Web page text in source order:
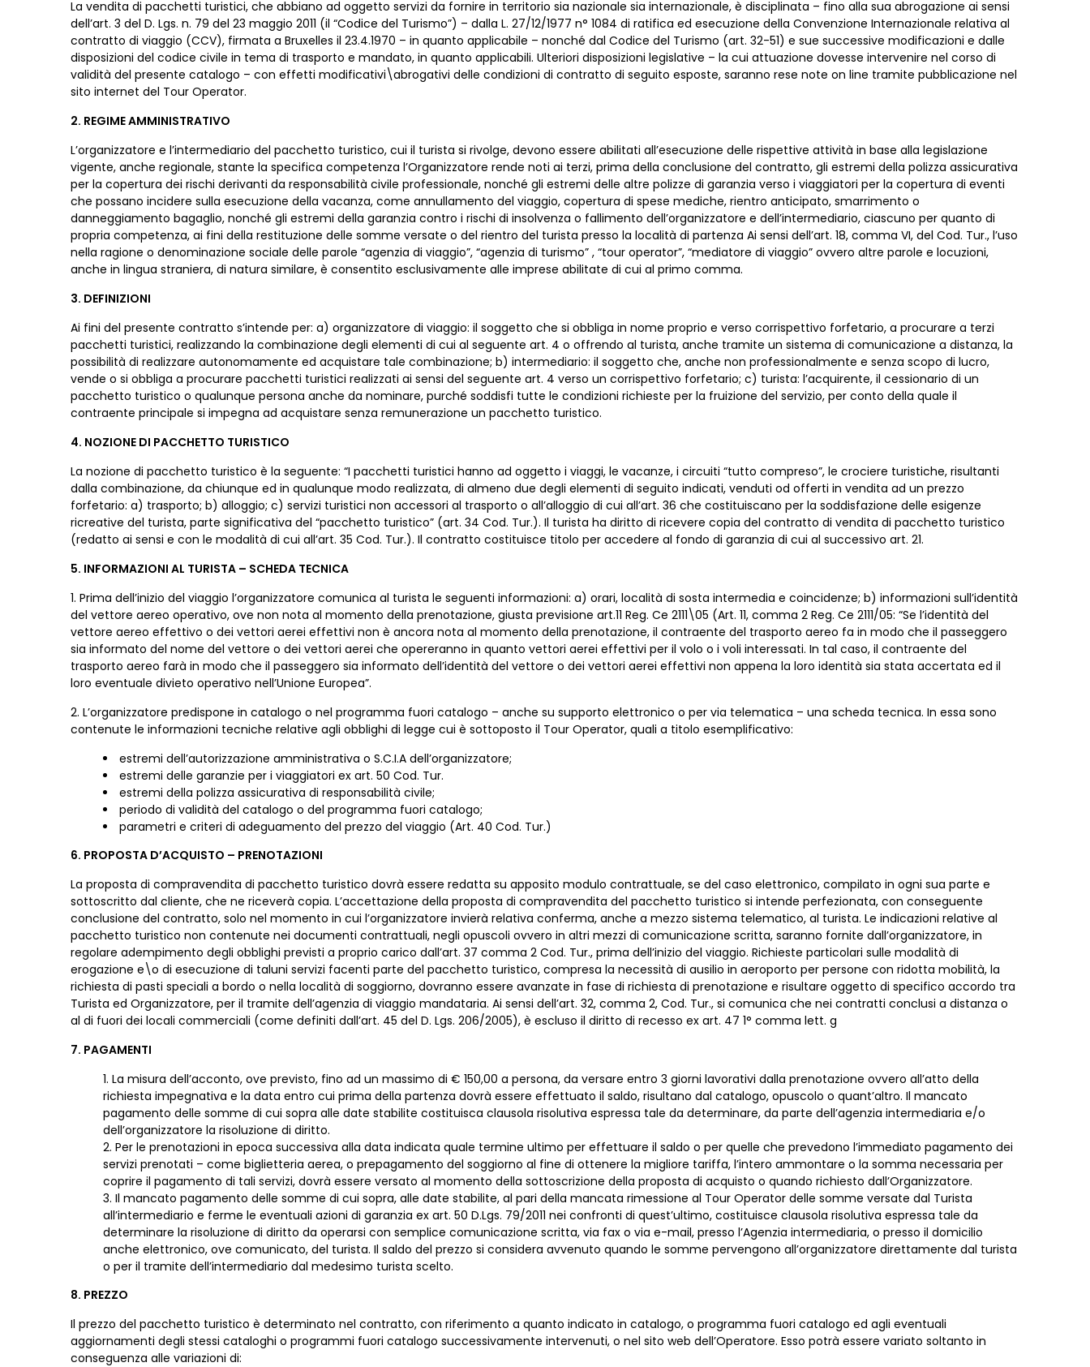
La vendita di pacchetti turistici, che abbiano ad oggetto servizi da fornire in territorio sia nazionale sia internazionale, è disciplinata – fino alla sua abrogazione ai sensi
dell’art. 3 del D. Lgs. n. 79 del 23 maggio 2011 (il “Codice del Turismo”) – dalla L. 27/12/1977 n° 1084 di ratifica ed esecuzione della Convenzione Internazionale relativa al
contratto di viaggio (CCV), firmata a Bruxelles il 23.4.1970 – in quanto applicabile – nonché dal Codice del Turismo (art. 32-51) e sue successive modificazioni e dalle
disposizioni del codice civile in tema di trasporto e mandato, in quanto applicabili. Ulteriori disposizioni legislative – la cui attuazione dovesse intervenire nel corso di
validità del presente catalogo – con effetti modificativi\abrogativi delle condizioni di contratto di seguito esposte, saranno rese note on line tramite pubblicazione nel
sito internet del Tour Operator.
2. REGIME AMMINISTRATIVO
L’organizzatore e l’intermediario del pacchetto turistico, cui il turista si rivolge, devono essere abilitati all’esecuzione delle rispettive attività in base alla legislazione
vigente, anche regionale, stante la specifica competenza l’Organizzatore rende noti ai terzi, prima della conclusione del contratto, gli estremi della polizza assicurativa
per la copertura dei rischi derivanti da responsabilità civile professionale, nonché gli estremi delle altre polizze di garanzia verso i viaggiatori per la copertura di eventi
che possano incidere sulla esecuzione della vacanza, come annullamento del viaggio, copertura di spese mediche, rientro anticipato, smarrimento o
danneggiamento bagaglio, nonché gli estremi della garanzia contro i rischi di insolvenza o fallimento dell’organizzatore e dell’intermediario, ciascuno per quanto di
propria competenza, ai fini della restituzione delle somme versate o del rientro del turista presso la località di partenza Ai sensi dell’art. 18, comma VI, del Cod. Tur., l’uso
nella ragione o denominazione sociale delle parole “agenzia di viaggio”, “agenzia di turismo” , “tour operator”, “mediatore di viaggio” ovvero altre parole e locuzioni,
anche in lingua straniera, di natura similare, è consentito esclusivamente alle imprese abilitate di cui al primo comma.
3. DEFINIZIONI
Ai fini del presente contratto s’intende per: a) organizzatore di viaggio: il soggetto che si obbliga in nome proprio e verso corrispettivo forfetario, a procurare a terzi
pacchetti turistici, realizzando la combinazione degli elementi di cui al seguente art. 4 o offrendo al turista, anche tramite un sistema di comunicazione a distanza, la
possibilità di realizzare autonomamente ed acquistare tale combinazione; b) intermediario: il soggetto che, anche non professionalmente e senza scopo di lucro,
vende o si obbliga a procurare pacchetti turistici realizzati ai sensi del seguente art. 4 verso un corrispettivo forfetario; c) turista: l’acquirente, il cessionario di un
pacchetto turistico o qualunque persona anche da nominare, purché soddisfi tutte le condizioni richieste per la fruizione del servizio, per conto della quale il
contraente principale si impegna ad acquistare senza remunerazione un pacchetto turistico.
4. NOZIONE DI PACCHETTO TURISTICO
La nozione di pacchetto turistico è la seguente: “I pacchetti turistici hanno ad oggetto i viaggi, le vacanze, i circuiti “tutto compreso”, le crociere turistiche, risultanti
dalla combinazione, da chiunque ed in qualunque modo realizzata, di almeno due degli elementi di seguito indicati, venduti od offerti in vendita ad un prezzo
forfetario: a) trasporto; b) alloggio; c) servizi turistici non accessori al trasporto o all’alloggio di cui all’art. 36 che costituiscano per la soddisfazione delle esigenze
ricreative del turista, parte significativa del “pacchetto turistico” (art. 34 Cod. Tur.). Il turista ha diritto di ricevere copia del contratto di vendita di pacchetto turistico
(redatto ai sensi e con le modalità di cui all’art. 35 Cod. Tur.). Il contratto costituisce titolo per accedere al fondo di garanzia di cui al successivo art. 21.
5. INFORMAZIONI AL TURISTA – SCHEDA TECNICA
1. Prima dell’inizio del viaggio l’organizzatore comunica al turista le seguenti informazioni: a) orari, località di sosta intermedia e coincidenze; b) informazioni sull’identità
del vettore aereo operativo, ove non nota al momento della prenotazione, giusta previsione art.11 Reg. Ce 2111\05 (Art. 11, comma 2 Reg. Ce 2111/05: “Se l’identità del
vettore aereo effettivo o dei vettori aerei effettivi non è ancora nota al momento della prenotazione, il contraente del trasporto aereo fa in modo che il passeggero
sia informato del nome del vettore o dei vettori aerei che opereranno in quanto vettori aerei effettivi per il volo o i voli interessati. In tal caso, il contraente del
trasporto aereo farà in modo che il passeggero sia informato dell’identità del vettore o dei vettori aerei effettivi non appena la loro identità sia stata accertata ed il
loro eventuale divieto operativo nell’Unione Europea”.
2. L’organizzatore predispone in catalogo o nel programma fuori catalogo – anche su supporto elettronico o per via telematica – una scheda tecnica. In essa sono
contenute le informazioni tecniche relative agli obblighi di legge cui è sottoposto il Tour Operator, quali a titolo esemplificativo:
estremi dell’autorizzazione amministrativa o S.C.I.A dell’organizzatore;
estremi delle garanzie per i viaggiatori ex art. 50 Cod. Tur.
estremi della polizza assicurativa di responsabilità civile;
periodo di validità del catalogo o del programma fuori catalogo;
parametri e criteri di adeguamento del prezzo del viaggio (Art. 40 Cod. Tur.)
6. PROPOSTA D’ACQUISTO – PRENOTAZIONI
La proposta di compravendita di pacchetto turistico dovrà essere redatta su apposito modulo contrattuale, se del caso elettronico, compilato in ogni sua parte e
sottoscritto dal cliente, che ne riceverà copia. L’accettazione della proposta di compravendita del pacchetto turistico si intende perfezionata, con conseguente
conclusione del contratto, solo nel momento in cui l’organizzatore invierà relativa conferma, anche a mezzo sistema telematico, al turista. Le indicazioni relative al
pacchetto turistico non contenute nei documenti contrattuali, negli opuscoli ovvero in altri mezzi di comunicazione scritta, saranno fornite dall’organizzatore, in
regolare adempimento degli obblighi previsti a proprio carico dall’art. 37 comma 2 Cod. Tur., prima dell’inizio del viaggio. Richieste particolari sulle modalità di
erogazione e\o di esecuzione di taluni servizi facenti parte del pacchetto turistico, compresa la necessità di ausilio in aeroporto per persone con ridotta mobilità, la
richiesta di pasti speciali a bordo o nella località di soggiorno, dovranno essere avanzate in fase di richiesta di prenotazione e risultare oggetto di specifico accordo tra
Turista ed Organizzatore, per il tramite dell’agenzia di viaggio mandataria. Ai sensi dell’art. 32, comma 2, Cod. Tur., si comunica che nei contratti conclusi a distanza o
al di fuori dei locali commerciali (come definiti dall’art. 45 del D. Lgs. 206/2005), è escluso il diritto di recesso ex art. 47 1° comma lett. g
7. PAGAMENTI
La misura dell’acconto, ove previsto, fino ad un massimo di € 150,00 a persona, da versare entro 3 giorni lavorativi dalla prenotazione ovvero all’atto della
richiesta impegnativa e la data entro cui prima della partenza dovrà essere effettuato il saldo, risultano dal catalogo, opuscolo o quant’altro. Il mancato
pagamento delle somme di cui sopra alle date stabilite costituisca clausola risolutiva espressa tale da determinare, da parte dell’agenzia intermediaria e/o
dell’organizzatore la risoluzione di diritto.
Per le prenotazioni in epoca successiva alla data indicata quale termine ultimo per effettuare il saldo o per quelle che prevedono l’immediato pagamento dei
servizi prenotati – come biglietteria aerea, o prepagamento del soggiorno al fine di ottenere la migliore tariffa, l’intero ammontare o la somma necessaria per
coprire il pagamento di tali servizi, dovrà essere versato al momento della sottoscrizione della proposta di acquisto o quando richiesto dall’Organizzatore.
Il mancato pagamento delle somme di cui sopra, alle date stabilite, al pari della mancata rimessione al Tour Operator delle somme versate dal Turista
all’intermediario e ferme le eventuali azioni di garanzia ex art. 50 D.Lgs. 79/2011 nei confronti di quest’ultimo, costituisce clausola risolutiva espressa tale da
determinare la risoluzione di diritto da operarsi con semplice comunicazione scritta, via fax o via e-mail, presso l’Agenzia intermediaria, o presso il domicilio
anche elettronico, ove comunicato, del turista. Il saldo del prezzo si considera avvenuto quando le somme pervengono all’organizzatore direttamente dal turista
o per il tramite dell’intermediario dal medesimo turista scelto.
8. PREZZO
Il prezzo del pacchetto turistico è determinato nel contratto, con riferimento a quanto indicato in catalogo, o programma fuori catalogo ed agli eventuali
aggiornamenti degli stessi cataloghi o programmi fuori catalogo successivamente intervenuti, o nel sito web dell’Operatore. Esso potrà essere variato soltanto in
conseguenza alle variazioni di: